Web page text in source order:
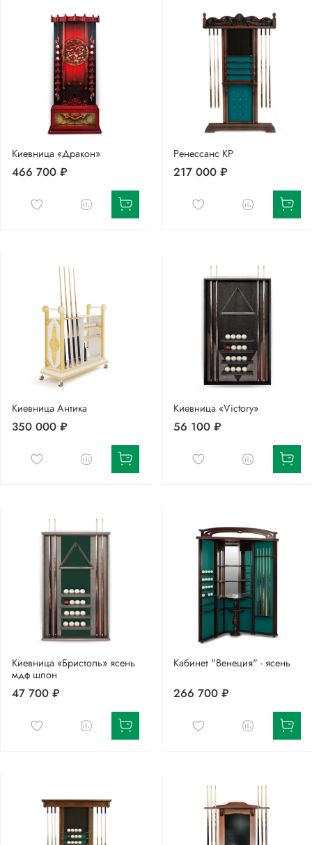
Киевница «Дракон»
466 700 ₽
Ренессанс КР
217 000 ₽
Киевница Антика
350 000 ₽
Киевница «Victory»
56 100 ₽
Киевница «Бристоль» ясень
мдф шпон
47 700 ₽
Кабинет "Венеция" - ясень
266 700 ₽